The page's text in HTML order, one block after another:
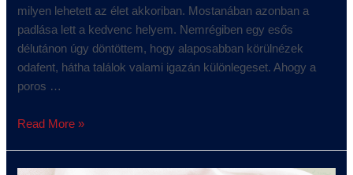
milyen lehetett az élet akkoriban. Mostanában azonban a
padlása lett a kedvenc helyem. Nemrégiben egy esős
délutánon úgy döntöttem, hogy alaposabban körülnézek
odafent, hátha találok valami igazán különlegeset. Ahogy a
poros …
Read More »